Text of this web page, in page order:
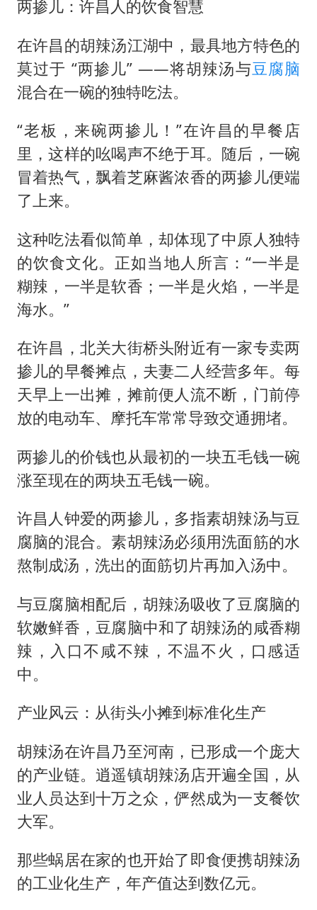
两掺儿：许昌人的饮食智慧
在许昌的胡辣汤江湖中，最具地方特色的
莫过于 “两掺儿” ——将胡辣汤与豆腐脑
混合在一碗的独特吃法。
“老板，来碗两掺儿！”在许昌的早餐店
里，这样的吆喝声不绝于耳。随后，一碗
冒着热气，飘着芝麻酱浓香的两掺儿便端
了上来。
这种吃法看似简单，却体现了中原人独特
的饮食文化。正如当地人所言：“一半是
糊辣，一半是软香；一半是火焰，一半是
海水。”
在许昌，北关大街桥头附近有一家专卖两
掺儿的早餐摊点，夫妻二人经营多年。每
天早上一出摊，摊前便人流不断，门前停
放的电动车、摩托车常常导致交通拥堵。
两掺儿的价钱也从最初的一块五毛钱一碗
涨至现在的两块五毛钱一碗。
许昌人钟爱的两掺儿，多指素胡辣汤与豆
腐脑的混合。素胡辣汤必须用洗面筋的水
熬制成汤，洗出的面筋切片再加入汤中。
与豆腐脑相配后，胡辣汤吸收了豆腐脑的
软嫩鲜香，豆腐脑中和了胡辣汤的咸香糊
辣，入口不咸不辣，不温不火，口感适
中。
产业风云：从街头小摊到标准化生产
胡辣汤在许昌乃至河南，已形成一个庞大
的产业链。逍遥镇胡辣汤店开遍全国，从
业人员达到十万之众，俨然成为一支餐饮
大军。
那些蜗居在家的也开始了即食便携胡辣汤
的工业化生产，年产值达到数亿元。